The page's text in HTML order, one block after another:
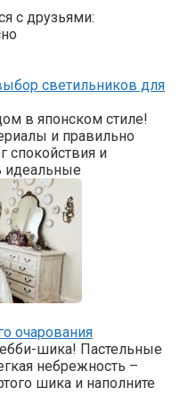
с друзьями:
светильников для
в японском стиле!
и правильно
спокойствия и
идеальные
очарования
шика! Пастельные
небрежность –
шика и наполните